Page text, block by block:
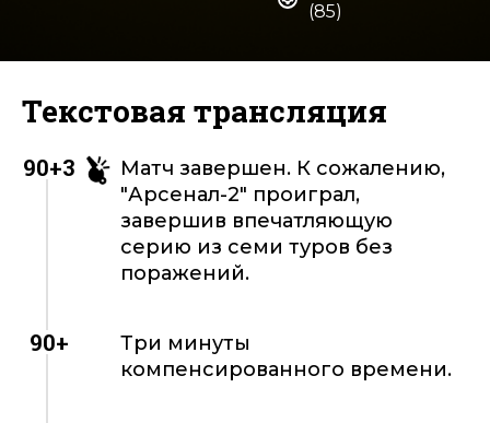
(85)
Текстовая трансляция
90+3
Матч завершен. К сожалению,
"Арсенал-2" проиграл,
завершив впечатляющую
серию из семи туров без
поражений.
90+
Три минуты
компенсированного времени.